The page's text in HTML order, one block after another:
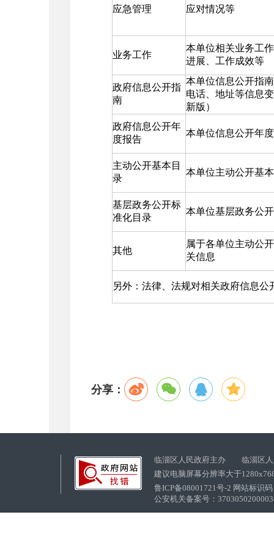
应急管理 应对情况等
业务工作
本单位相关业务工
进展、工作成效等
政府信息公开指
南
本单位信息公开指
电话、地址等信息
新版）
政府信息公开年
度报告
本单位信息公开年
主动公开基本目
录
本单位主动公开基
基层政务公开标
准化目录
本单位基层政务公
其他
属于各单位主动公
关信息
另外：法律、法规对相关政府信息
分享：
临淄区人民政府主办 临淄区人
建议电脑屏幕分辨率大于
鲁ICP备08001721号-2 网站标识
公安机关备案号：